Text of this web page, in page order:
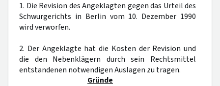
1. Die Revision des Angeklagten gegen das Urteil des
Schwurgerichts in Berlin vom 10. Dezember 1990
wird verworfen.
2. Der Angeklagte hat die Kosten der Revision und
die den Nebenklägern durch sein Rechtsmittel
entstandenen notwendigen Auslagen zu tragen.
Gründe